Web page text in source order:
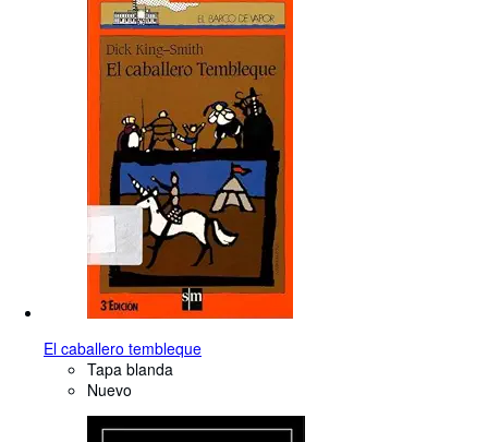
El caballero tembleque
Tapa blanda
Nuevo